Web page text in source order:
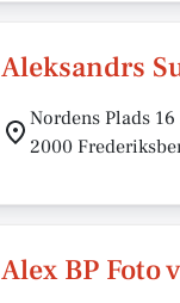
Aleksandrs
Nordens Plads 16
2000
Alex BP Foto